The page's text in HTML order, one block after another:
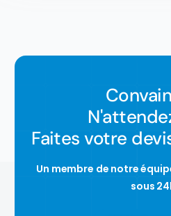
Faites votre
Un membre de notre
sous